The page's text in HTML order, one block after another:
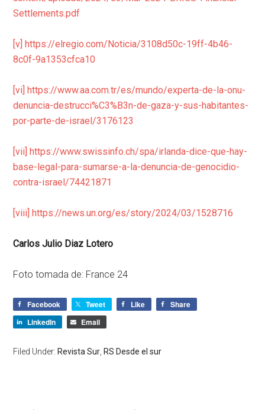
Settlements.pdf
[v] https://elregio.com/Noticia/3108d50c-19ff-4b46-
8c0f-9a1353cfca10
[vi] https://www.aa.com.tr/es/mundo/experta-de-la-onu-
denuncia-destrucci%C3%B3n-de-gaza-y-sus-habitantes-
por-parte-de-israel/3176123
[vii] https://www.swissinfo.ch/spa/irlanda-dice-que-hay-
base-legal-para-sumarse-a-la-denuncia-de-genocidio-
contra-israel/74421871
[viii] https://news.un.org/es/story/2024/03/1528716
Carlos Julio Diaz Lotero
Foto tomada de: France 24
Facebook Tweet Like
Share
LinkedIn
Email
Filed Under: Revista Sur RS Desde el sur